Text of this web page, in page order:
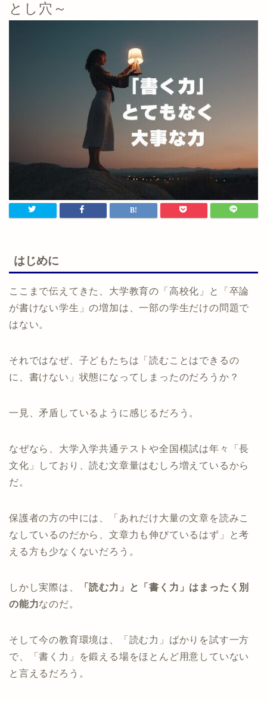
とし穴～
はじめに
ここまで伝えてきた、大学教育の「高校化」と「卒論
が書けない学生」の増加は、一部の学生だけの問題で
はない。
それではなぜ、子どもたちは「読むことはできるの
に、書けない」状態になってしまったのだろうか？
一見、矛盾しているように感じるだろう。
なぜなら、大学入学共通テストや全国模試は年々「長
文化」しており、読む文章量はむしろ増えているから
だ。
保護者の方の中には、「あれだけ大量の文章を読みこ
なしているのだから、文章力も伸びているはず」と考
える方も少なくないだろう。
しかし実際は、
「読む力」と「書く力」はまったく別
の能力なのだ。
そして今の教育環境は、「読む力」ばかりを試す一方
で、「書く力」を鍛える場をほとんど用意していない
と言えるだろう。